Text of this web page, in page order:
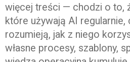
więcej treści — chodzi o to,
które używają AI regularnie,
rozumieją, jak z niego
własne procesy, szablony,